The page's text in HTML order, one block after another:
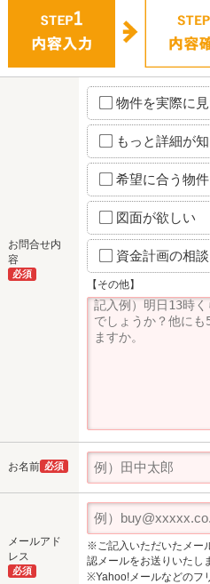
お問合せ内
容
必須
物件を実際に
もっと詳細が
希望に合う物
図面が欲しい
資金計画の相
【その他】
お名前 必須
メールアド
レス
必須
※ご記入いただいたメー
認メールをお送りいたし
※Yahoo!メールなどのフ